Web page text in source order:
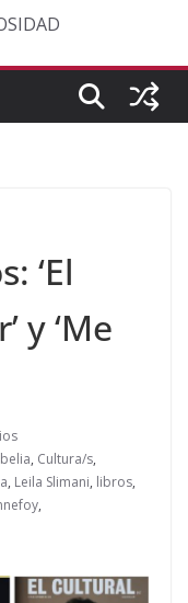
‘El
y ‘Me
, Cultura/s,
, Leila Slimani, libros,
,